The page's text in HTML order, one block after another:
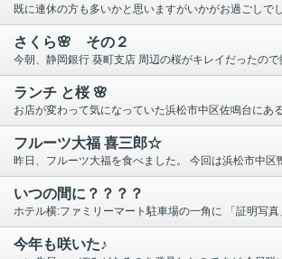
さくら🌸 その２
ランチ と桜 🌸
フルーツ大福 喜三郎☆
いつの間に？？？？
今年も咲いた♪